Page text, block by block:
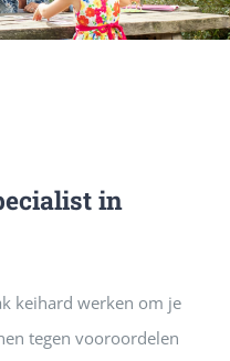
in
keihard werken om je
tegen vooroordelen